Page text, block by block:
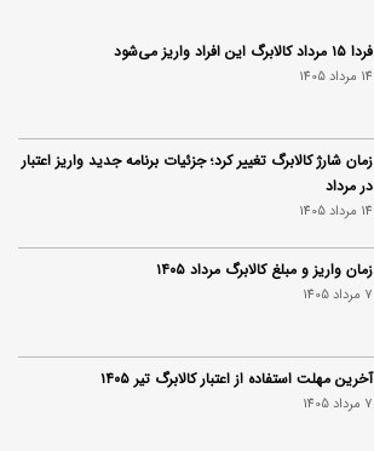
فردا ۱۵ مرداد کالابرگ این افراد واریز می‌شود
14 مرداد 1405
زمان شارژ کالابرگ تغییر کرد؛ جزئیات برنامه جدید واریز اعتبار
در مرداد
14 مرداد 1405
زمان واریز و مبلغ کالابرگ مرداد ۱۴۰۵
7 مرداد 1405
آخرین مهلت استفاده از اعتبار کالابرگ تیر ۱۴۰۵
7 مرداد 1405